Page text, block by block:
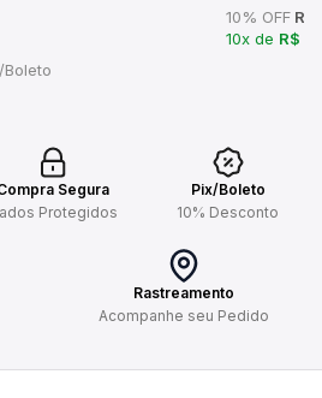
Boleto
10% OFF
10x de R$
Segura
Protegidos
Pix/Boleto
10% Desconto
Rastreamento
Acompanhe seu Pedido